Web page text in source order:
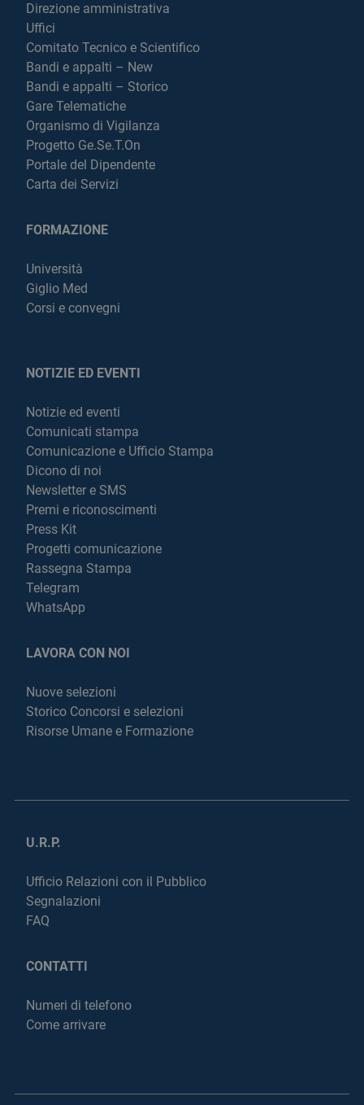
Direzione amministrativa
Uffici
Comitato Tecnico e Scientifico
Bandi e appalti – New
Bandi e appalti – Storico
Gare Telematiche
Organismo di Vigilanza
Progetto Ge.Se.T.On
Portale del Dipendente
Carta dei Servizi
FORMAZIONE
Università
Giglio Med
Corsi e convegni
NOTIZIE ED EVENTI
Notizie ed eventi
Comunicati stampa
Comunicazione e Ufficio Stampa
Dicono di noi
Newsletter e SMS
Premi e riconoscimenti
Press Kit
Progetti comunicazione
Rassegna Stampa
Telegram
WhatsApp
LAVORA CON NOI
Nuove selezioni
Storico Concorsi e selezioni
Risorse Umane e Formazione
U.R.P.
Ufficio Relazioni con il Pubblico
Segnalazioni
FAQ
CONTATTI
Numeri di telefono
Come arrivare